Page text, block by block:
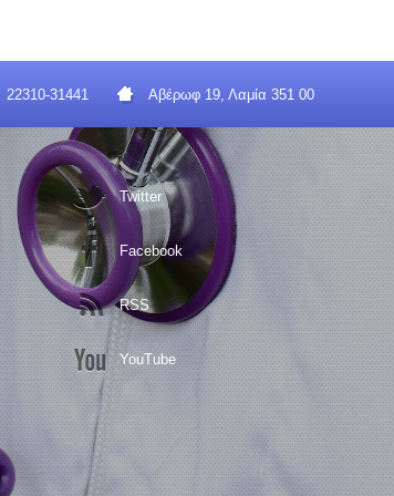
Αβέρωφ 19, Λαμία 351 00
22310-31441
Twitter
Facebook
RSS
YouTube